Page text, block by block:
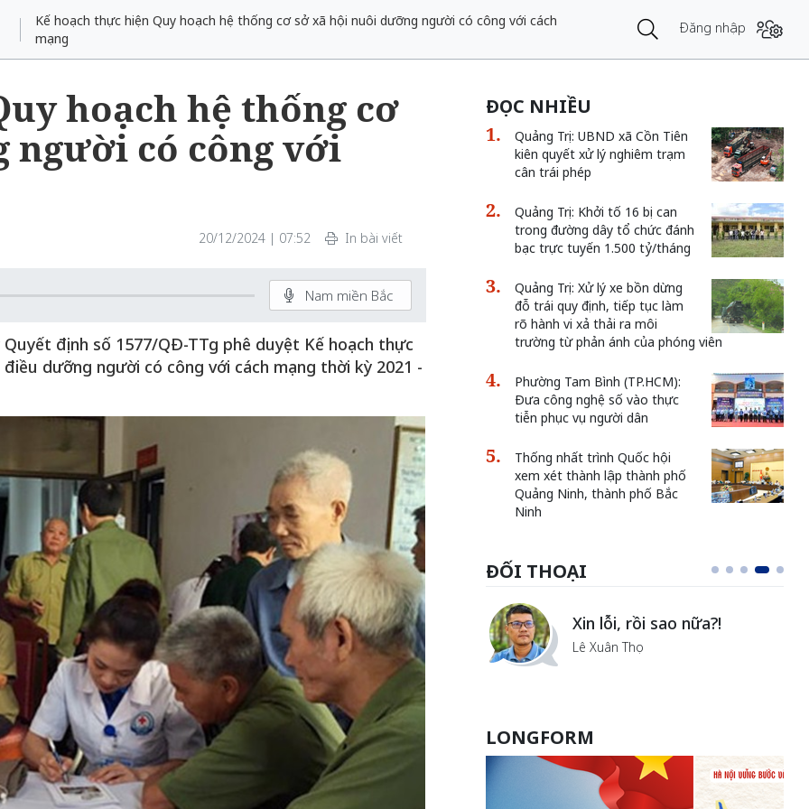
Kế hoạch thực hiện Quy hoạch hệ thống cơ sở xã hội nuôi dưỡng người có công với cách
mạng
Đăng nhập
hoạch hệ thống cơ
người có công với
20/12/2024 | 07:52 In bài viết
Nam miền Bắc
định số 1577/QĐ-TTg phê duyệt Kế hoạch thực
dưỡng người có công với cách mạng thời kỳ 2021 -
ĐỌC NHIỀU
Quảng Trị: UBND xã Cồn Tiên
kiên quyết xử lý nghiêm trạm
cân trái phép
Quảng Trị: Khởi tố 16 bị can
trong đường dây tổ chức đánh
bạc trực tuyến 1.500 tỷ/tháng
Quảng Trị: Xử lý xe bồn dừng
đỗ trái quy định, tiếp tục làm
rõ hành vi xả thải ra môi
trường từ phản ánh của phóng viên
Phường Tam Bình (TP.HCM):
Đưa công nghệ số vào thực
tiễn phục vụ người dân
Thống nhất trình Quốc hội
xem xét thành lập thành phố
Quảng Ninh, thành phố Bắc
Ninh
ĐỐI THOẠI
nhà
Bắc Biên - Giữ một ngôi
làng ven sông Hồng của Hà
Nội
TS. Trần Kim Hào
Xin lỗi, rồi sao nữa?!
Lê Xuân Thọ
LONGFORM